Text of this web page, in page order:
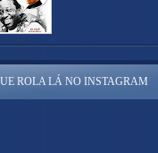
ROLA LÁ NO INSTAGRAM